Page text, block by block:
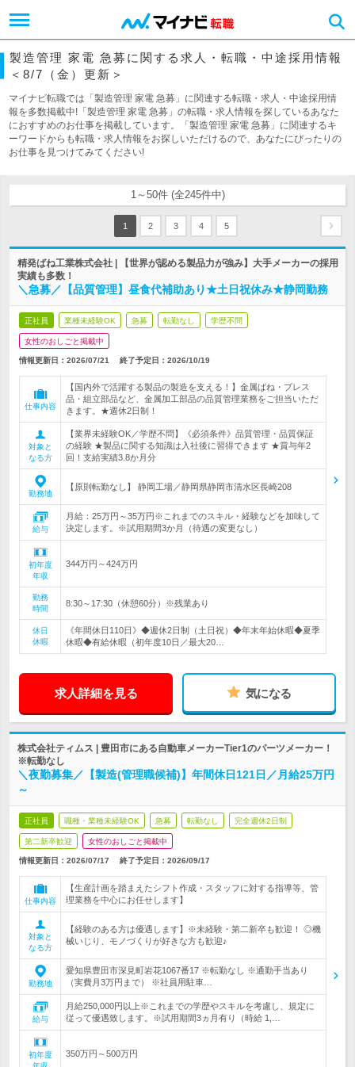
製造管理 家電 急募に関する求人・転職・中途採用情報
＜8/7（金）更新＞
マイナビ転職では「製造管理 家電 急募」に関連する転職・求人・中途採用情
報を多数掲載中!「製造管理 家電 急募」の転職・求人情報を探しているあなた
におすすめのお仕事を掲載しています。「製造管理 家電 急募」に関連するキ
ーワードからも転職・求人情報をお探しいただけるので、あなたにぴったりの
お仕事を見つけてみてください!
1～50件 (全245件中)
1 2 3 4 5
精発ばね工業株式会社 | 【世界が認める製品力が強み】大手メーカーの採用
実績も多数！
＼急募／【品質管理】昼食代補助あり★土日祝休み★静岡勤務
正社員 業種未経験OK 急募 転勤なし 学歴不問
女性のおしごと掲載中
情報更新日：2026/07/21 終了予定日： 2026/10/19
仕事内容
【国内外で活躍する製品の製造を支える！】金属ばね・プレス
品・組立部品など、金属加工部品の品質管理業務をご担当いただ
きます。★週休2日制！
対象と
なる方
【業界未経験OK／学歴不問】《必須条件》品質管理・品質保証
の経験 ★製品に関する知識は入社後に習得できます ★賞与年2
回！支給実績3.8か月分
勤務地
【原則転勤なし】 静岡工場／静岡県静岡市清水区長崎208
給与
月給：25万円～35万円※これまでのスキル・経験などを加味して
決定します。※試用期間3か月（待遇の変更なし）
初年度
年収
344万円～424万円
勤務
時間
8:30～17:30（休憩60分）※残業あり
休日
休暇
《年間休日110日》◆週休2日制（土日祝）◆年末年始休暇◆夏季
休暇◆有給休暇（初年度10日／最大20…
求人詳細を見る 気になる
株式会社ティムス | 豊田市にある自動車メーカーTier1のパーツメーカー！
※転勤なし
＼夜勤募集／【製造(管理職候補)】年間休日121日／月給25万円
～
正社員 職種・業種未経験OK 急募 転勤なし 完全週休2日制
第二新卒歓迎 女性のおしごと掲載中
情報更新日：2026/07/17 終了予定日： 2026/09/17
仕事内容
【生産計画を踏まえたシフト作成・スタッフに対する指導等、管
理業務を中心にお任せします】
対象と
なる方
【経験のある方は優遇します】※未経験・第二新卒も歓迎！ ◎機
械いじり、モノづくりが好きな方も歓迎♪
勤務地
愛知県豊田市深見町岩花1067番17 ※転勤なし ※通勤手当あり
（実費月3万円まで） ※社員用駐車…
給与
月給250,000円以上※これまでの学歴やスキルを考慮し、規定に
従って優遇致します。※試用期間3ヵ月有り（時給 1,…
初年度
350万円～500万円